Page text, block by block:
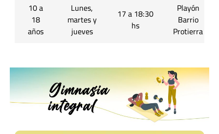
10 a
18
años
Lunes,
martes y
jueves
17 a 18:30
hs
Playón
Barrio
Protierra